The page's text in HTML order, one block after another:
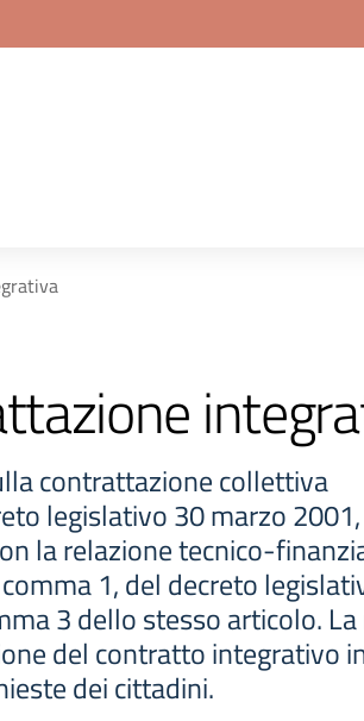
contrattazione collettiva
legislativo 30 marzo
la relazione tecnico-
1, del decreto
3 dello stesso articolo.
del contratto integrativo
dei cittadini.